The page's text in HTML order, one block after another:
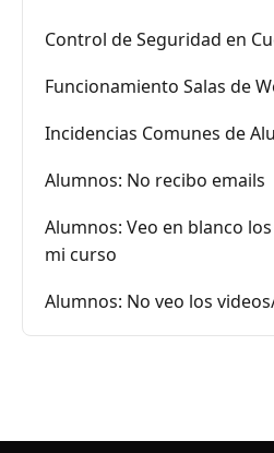
Control de Seguridad en
Funcionamiento Salas de
Incidencias Comunes de
Alumnos: No recibo emails
Alumnos: Veo en blanco
mi curso
Alumnos: No veo los